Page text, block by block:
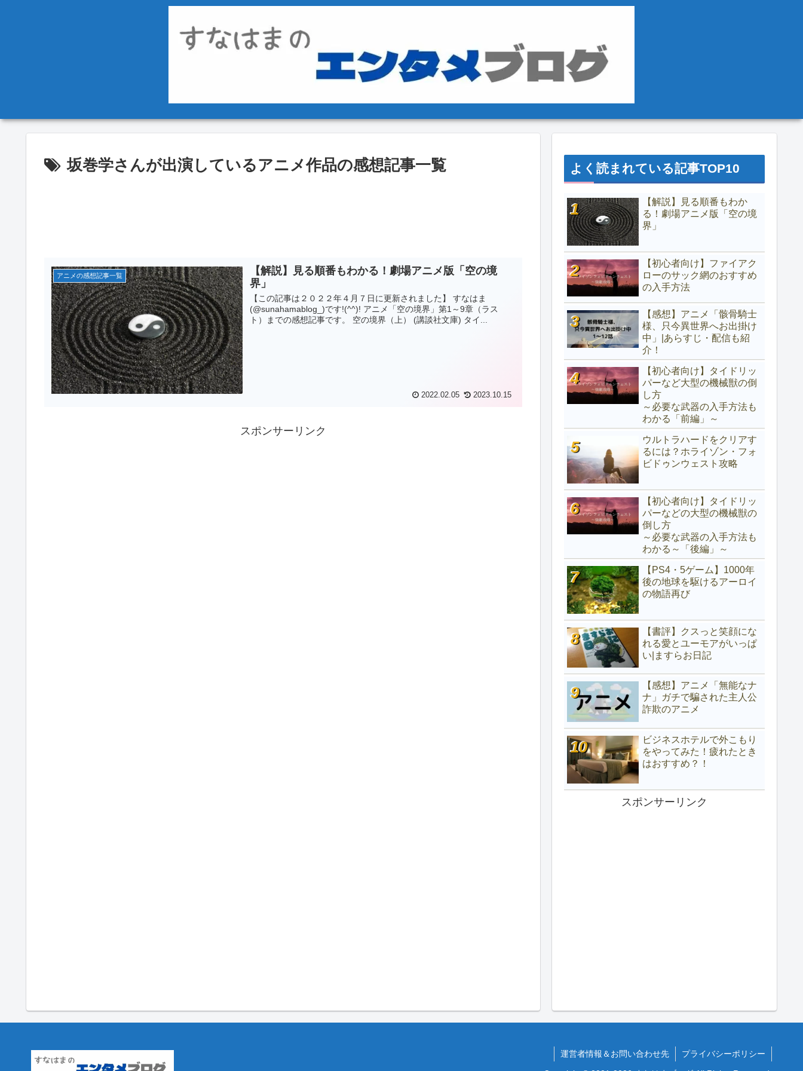
坂巻学さんが出演しているアニメ作品の感想記事一覧
アニメの感想記事一覧
【解説】見る順番もわかる！劇場アニメ版「空の境
界」
【この記事は２０２２年４月７日に更新されました】 すなはま
(@sunahamablog_)です!(^^)! アニメ「空の境界」第1～9章（ラス
ト）までの感想記事です。 空の境界（上） (講談社文庫) タイ...
2022.02.05 2023.10.15
スポンサーリンク
よく読まれている記事TOP10
【解説】見る順番もわか
る！劇場アニメ版「空の境
界」
【初心者向け】ファイアク
ローのサック網のおすすめ
の入手方法
【感想】アニメ「骸骨騎士
様、只今異世界へお出掛け
中」|あらすじ・配信も紹
介！
【初心者向け】タイドリッ
パーなど大型の機械獣の倒
し方
～必要な武器の入手方法も
わかる「前編」～
ウルトラハードをクリアす
るには？ホライゾン・フォ
ビドゥンウェスト攻略
【初心者向け】タイドリッ
パーなどの大型の機械獣の
倒し方
～必要な武器の入手方法も
わかる～「後編」～
【PS4・5ゲーム】1000年
後の地球を駆けるアーロイ
の物語再び
【書評】クスっと笑顔にな
れる愛とユーモアがいっぱ
い|ますらお日記
【感想】アニメ「無能なナ
ナ」ガチで騙された主人公
詐欺のアニメ
ビジネスホテルで外こもり
をやってみた！疲れたとき
はおすすめ？！
スポンサーリンク
運営者情報＆お問い合わせ先 プライバシーポリシー